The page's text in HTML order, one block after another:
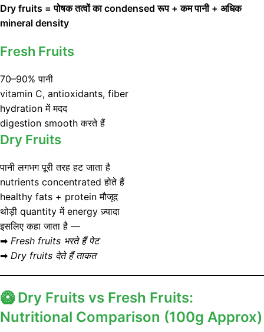
Dry fruits = पोषक तत्वों का condensed रूप + कम पानी + अधिक
mineral density
Fresh Fruits
70–90% पानी
vitamin C, antioxidants, fiber
hydration में मदद
digestion smooth करते हैं
Dry Fruits
पानी लगभग पूरी तरह हट जाता है
nutrients concentrated होते हैं
healthy fats + protein मौजूद
थोड़ी quantity में energy ज़्यादा
इसलिए कहा जाता है —
➡ Fresh fruits भरते हैं पेट
➡ Dry fruits देते हैं ताकत
🥝 Dry Fruits vs Fresh Fruits:
Nutritional Comparison (100g Approx)